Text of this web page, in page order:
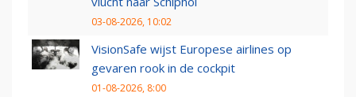
03-08-2026, 10:02
VisionSafe wijst Europese airlines op
gevaren rook in de cockpit
01-08-2026, 8:00